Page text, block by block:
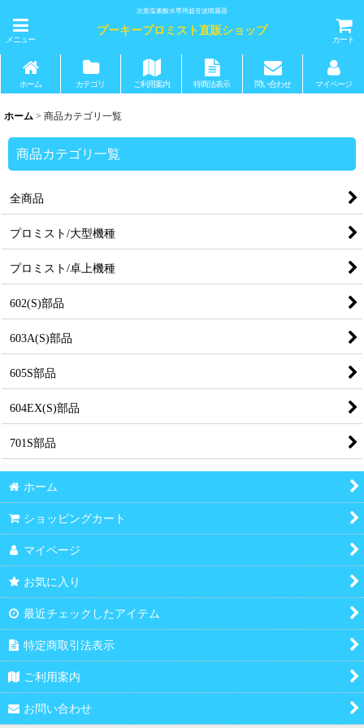
次亜塩素酸水専用超音波噴霧器
メニュー
プーキープロミスト直販ショップ
カート
ホーム カテゴリ ご利用案内 特商法表示 問い合わせ マイページ
ホーム > 商品カテゴリ一覧
商品カテゴリ一覧
全商品
プロミスト/大型機種
プロミスト/卓上機種
602(S)部品
603A(S)部品
605S部品
604EX(S)部品
701S部品
ホーム
ショッピングカート
マイページ
お気に入り
最近チェックしたアイテム
特定商取引法表示
ご利用案内
お問い合わせ